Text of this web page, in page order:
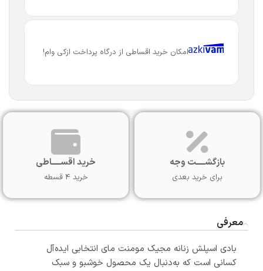
امکان خرید اقساطی از درگاه پرداخت ازکی وام!
بازگشـــــت وجه
برای خرید بعدی
خرید اقســـــاطی
خرید 4 قسطه
معرفی
بادی اسپلش زنانه مجیک مومنت مای انتخابی ایده‌آل
کسانی است که به‌دنبال یک محصول خوشبو و سبک